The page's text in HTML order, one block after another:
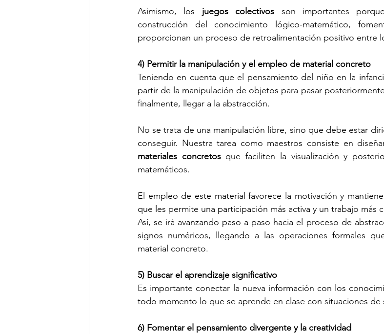
Asimismo, los juegos colectivos son importantes
construcción del conocimiento lógico-matemático,
proporcionan un proceso de retroalimentación positivo entre
4) Permitir la manipulación y el empleo de material concreto
Teniendo en cuenta que el pensamiento del niño en la
partir de la manipulación de objetos para pasar
finalmente, llegar a la abstracción.
No se trata de una manipulación libre, sino que debe estar
materiales concretos que faciliten la visualización y
matemáticos.
El empleo de este material favorece la motivación y
que les permite una participación más activa y un trabajo más
Así, se irá avanzando paso a paso hacia el proceso de
signos numéricos, llegando a las operaciones formales
material concreto.
5) Buscar el aprendizaje significativo
Es importante conectar la nueva información con los
todo momento lo que se aprende en clase con situaciones de
6) Fomentar el pensamiento divergente y la creatividad